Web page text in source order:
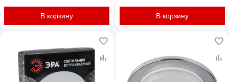
В корзину В корзину